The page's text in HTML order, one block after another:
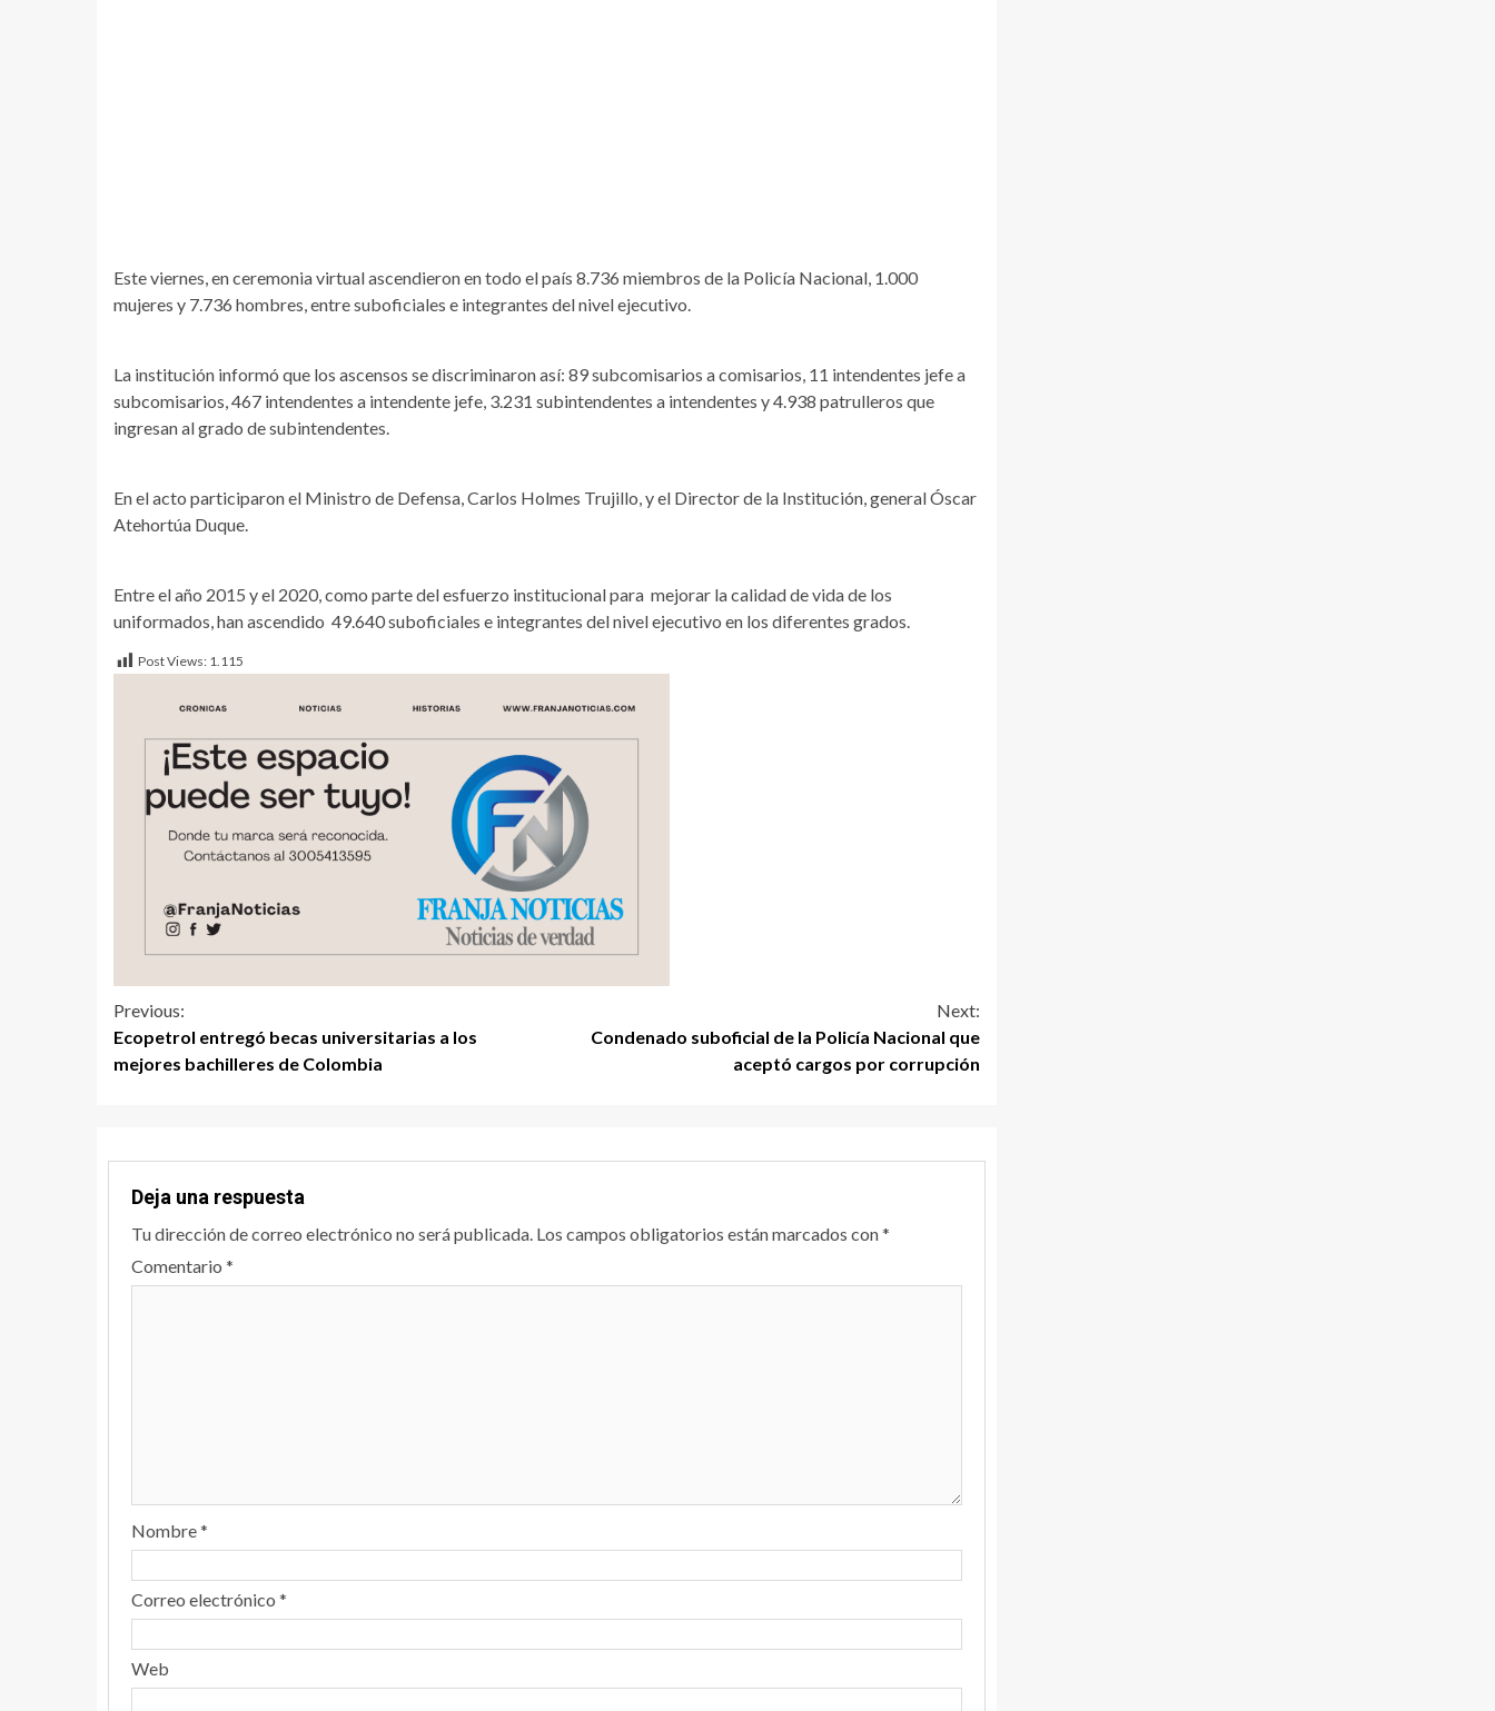
Este viernes, en ceremonia virtual ascendieron en todo el país 8.736 miembros de la Policía Nacional, 1.000
mujeres y 7.736 hombres, entre suboficiales e integrantes del nivel ejecutivo.
La institución informó que los ascensos se discriminaron así: 89 subcomisarios a comisarios, 11 intendentes jefe a
subcomisarios, 467 intendentes a intendente jefe, 3.231 subintendentes a intendentes y 4.938 patrulleros que
ingresan al grado de subintendentes.
En el acto participaron el Ministro de Defensa, Carlos Holmes Trujillo, y el Director de la Institución, general Óscar
Atehortúa Duque.
Entre el año 2015 y el 2020, como parte del esfuerzo institucional para mejorar la calidad de vida de los
uniformados, han ascendido 49.640 suboficiales e integrantes del nivel ejecutivo en los diferentes grados.
Post Views: 1.115
Previous:
Ecopetrol entregó becas universitarias a los
mejores bachilleres de Colombia
Next:
Condenado suboficial de la Policía Nacional que
aceptó cargos por corrupción
Deja una respuesta
Tu dirección de correo electrónico no será publicada. Los campos obligatorios están marcados con*
Comentario *
Nombre*
Correo electrónico *
Web